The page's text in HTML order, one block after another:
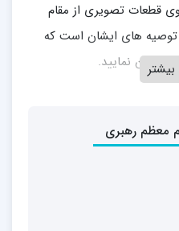
قطعات تصویری از مقام
توصیه های ایشان است که
آن نمایید.
معظم رهبری